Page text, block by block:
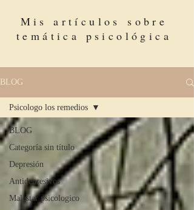
Mis artículos sobre
temática psicológica
BLOG
BLOG
Categoría sin título
Depresión
Antidepresivos
Malestar psicologico
Psicologo los remedios